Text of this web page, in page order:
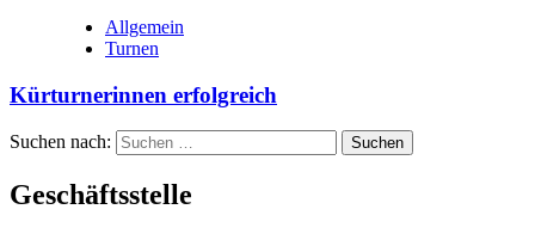
Allgemein
Turnen
Kürturnerinnen erfolgreich
Suchen nach:
Geschäftsstelle